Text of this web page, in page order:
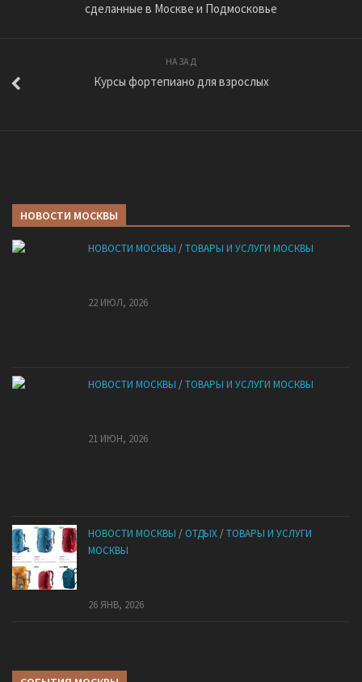
сделанные в Москве и Подмосковье
НАЗАД
Курсы фортепиано для взрослых
НОВОСТИ МОСКВЫ
НОВОСТИ МОСКВЫ /ТОВАРЫ И УСЛУГИ МОСКВЫ
22 ИЮЛ, 2026
НОВОСТИ МОСКВЫ /ТОВАРЫ И УСЛУГИ МОСКВЫ
21 ИЮН, 2026
НОВОСТИ МОСКВЫ / ОТДЫХ /ТОВАРЫ И УСЛУГИ
МОСКВЫ
26 ЯНВ, 2026